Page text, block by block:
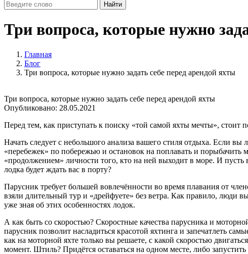
Найти
Три вопроса, которые нужно
Главная
Блог
Три вопроса, которые нужно задать себе перед арендой яхты
Три вопроса, которые нужно задать себе перед арендой яхты
Опубликовано: 28.05.2021
Перед тем, как приступать к поиску «той самой яхты мечты», стоит
Начать следует с небольшого анализа вашего стиля отдыха. Если
«перебежек» по побережью и остановок на поплавать и порыбачить
«продолжением» личности того, кто на ней выходит в море. И
лодка будет ждать вас в порту?
Парусник требует большей вовлечённости во время плавания от
взяли длительный тур и «дрейфуете» без ветра. Как правило,
уже зная об этих особенностях лодок.
А как быть со скоростью? Скоростные качества парусника и
парусник позволит насладиться красотой яхтинга и запечатлеть
как на моторной яхте только вы решаете, с какой скоростью
момент. Штиль? Придётся оставаться на одном месте, либо